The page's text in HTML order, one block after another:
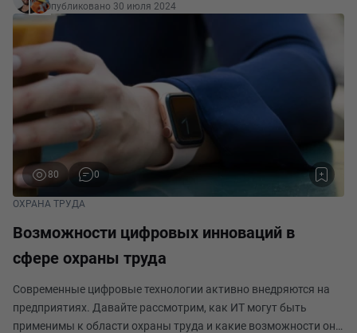
Опубликовано 30 июля 2024
80 0
ОХРАНА ТРУДА
Возможности цифровых инноваций в
сфере охраны труда
Современные цифровые технологии активно внедряются на
предприятиях. Давайте рассмотрим, как ИТ могут быть
применимы к области охраны труда и какие возможности они